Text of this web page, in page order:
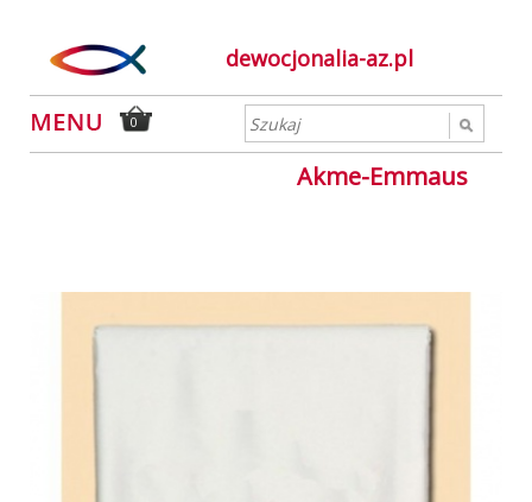
dewocjonalia-az.pl
0
Akme-Emmaus